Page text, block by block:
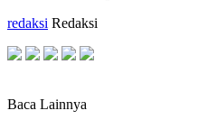
redaksi Redaksi
Baca Lainnya